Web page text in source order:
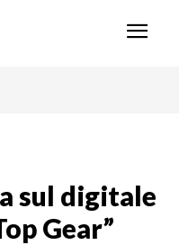
sul digitale
Gear”